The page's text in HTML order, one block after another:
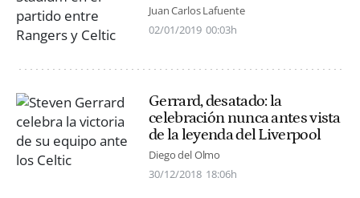
Juan Carlos Lafuente
02/01/2019 00:03h
Gerrard, desatado: la
celebración nunca antes vista
de la leyenda del Liverpool
Diego del Olmo
30/12/2018 18:06h